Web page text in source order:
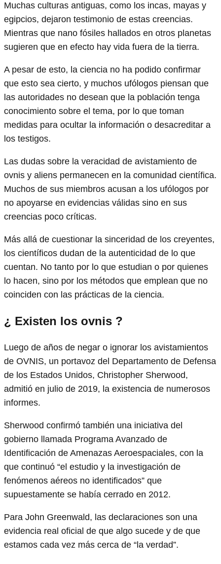
Muchas culturas antiguas, como los incas, mayas y
egipcios, dejaron testimonio de estas creencias.
Mientras que nano fósiles hallados en otros planetas
sugieren que en efecto hay vida fuera de la tierra.
A pesar de esto, la ciencia no ha podido confirmar
que esto sea cierto, y muchos ufólogos piensan que
las autoridades no desean que la población tenga
conocimiento sobre el tema, por lo que toman
medidas para ocultar la información o desacreditar a
los testigos.
Las dudas sobre la veracidad de avistamiento de
ovnis y aliens permanecen en la comunidad científica.
Muchos de sus miembros acusan a los ufólogos por
no apoyarse en evidencias válidas sino en sus
creencias poco críticas.
Más allá de cuestionar la sinceridad de los creyentes,
los científicos dudan de la autenticidad de lo que
cuentan. No tanto por lo que estudian o por quienes
lo hacen, sino por los métodos que emplean que no
coinciden con las prácticas de la ciencia.
¿ Existen los ovnis ?
Luego de años de negar o ignorar los avistamientos
de OVNIS, un portavoz del Departamento de Defensa
de los Estados Unidos, Christopher Sherwood,
admitió en julio de 2019, la existencia de numerosos
informes.
Sherwood confirmó también una iniciativa del
gobierno llamada Programa Avanzado de
Identificación de Amenazas Aeroespaciales, con la
que continuó “el estudio y la investigación de
fenómenos aéreos no identificados” que
supuestamente se había cerrado en 2012.
Para John Greenwald, las declaraciones son una
evidencia real oficial de que algo sucede y de que
estamos cada vez más cerca de “la verdad”.